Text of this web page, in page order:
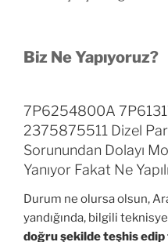
Biz Ne Yapıyoruz?
7P6254800A
2375875511 Dizel
Sorunundan Dolayı
Yanıyor Fakat Ne
Durum ne olursa olsun,
yandığında, bilgili
doğru şekilde teşhis